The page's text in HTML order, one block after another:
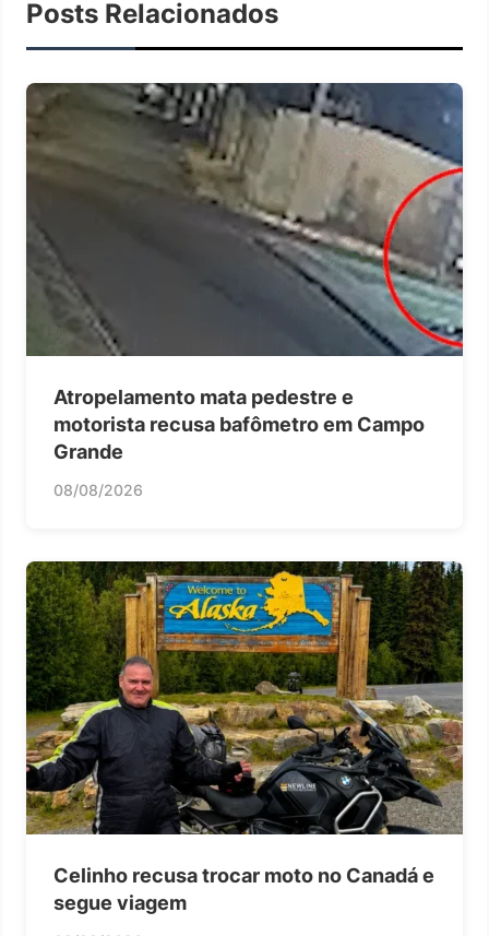
Posts Relacionados
Atropelamento mata pedestre e
motorista recusa bafômetro em Campo
Grande
08/08/2026
Celinho recusa trocar moto no Canadá e
segue viagem